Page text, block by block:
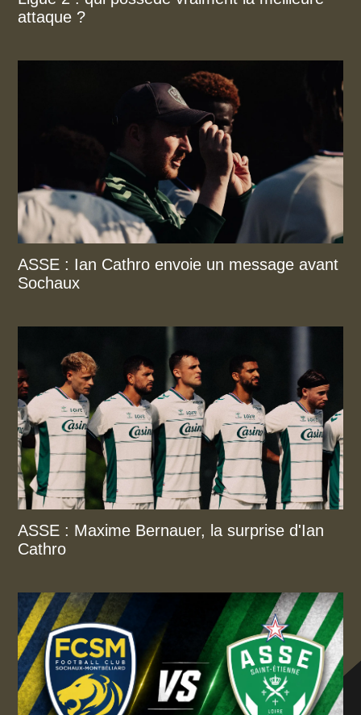
attaque ?
ASSE : Ian Cathro envoie un message avant
Sochaux
ASSE : Maxime Bernauer, la surprise d'Ian
Cathro